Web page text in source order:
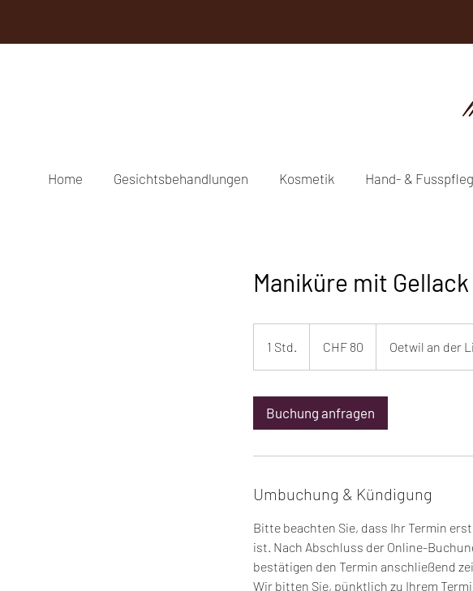
Home Gesichtsbehandlungen Kosmetik Hand- &
Maniküre mit Gellack
1 Std.
S
Franken
CHF 80 Oetwil an der
Buchung anfragen
Umbuchung & Kündigung
Bitte beachten Sie, dass Ihr Termin
ist. Nach Abschluss der Online-
bestätigen den Termin anschließend
Wir bitten Sie, pünktlich zu Ihrem